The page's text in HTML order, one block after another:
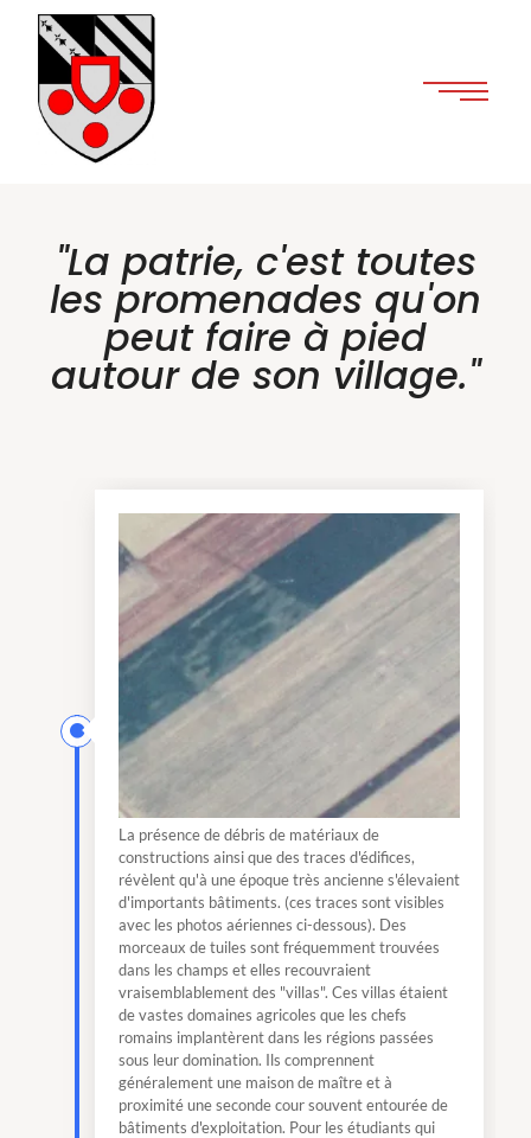
"La patrie, c'est toutes
les promenades qu'on
peut faire à pied
autour de son village."
La présence de débris de matériaux de
constructions ainsi que des traces d'édifices,
révèlent qu'à une époque très ancienne s'élevaient
d'importants bâtiments. (ces traces sont visibles
avec les photos aériennes ci-dessous). Des
morceaux de tuiles sont fréquemment trouvées
dans les champs et elles recouvraient
vraisemblablement des "villas". Ces villas étaient
de vastes domaines agricoles que les chefs
romains implantèrent dans les régions passées
sous leur domination. Ils comprennent
généralement une maison de maître et à
proximité une seconde cour souvent entourée de
bâtiments d'exploitation. Pour les étudiants qui